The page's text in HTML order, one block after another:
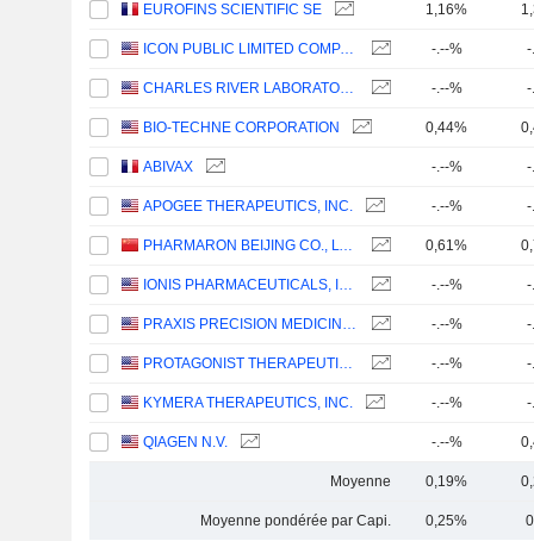
EUROFINS SCIENTIFIC SE 1,16%
ICON PUBLIC LIMITED COMPANY -.--% -
CHARLES RIVER LABORATORIES INTERNATIONAL, INC. -.--% -
BIO-TECHNE CORPORATION 0,44%
ABIVAX -.--% -
APOGEE THERAPEUTICS, INC. -.--% -
PHARMARON BEIJING CO., LTD. 0,61%
IONIS PHARMACEUTICALS, INC. -.--% -
PRAXIS PRECISION MEDICINES, INC. -.--% -
PROTAGONIST THERAPEUTICS, INC. -.--% -
KYMERA THERAPEUTICS, INC. -.--% -
QIAGEN N.V. -.--%
Moyenne 0,19%
Moyenne pondérée par Capi. 0,25%